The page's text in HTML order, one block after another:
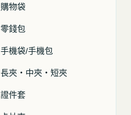
購物袋
零錢包
手機袋/手機包
長夾・中夾・短夾
證件套